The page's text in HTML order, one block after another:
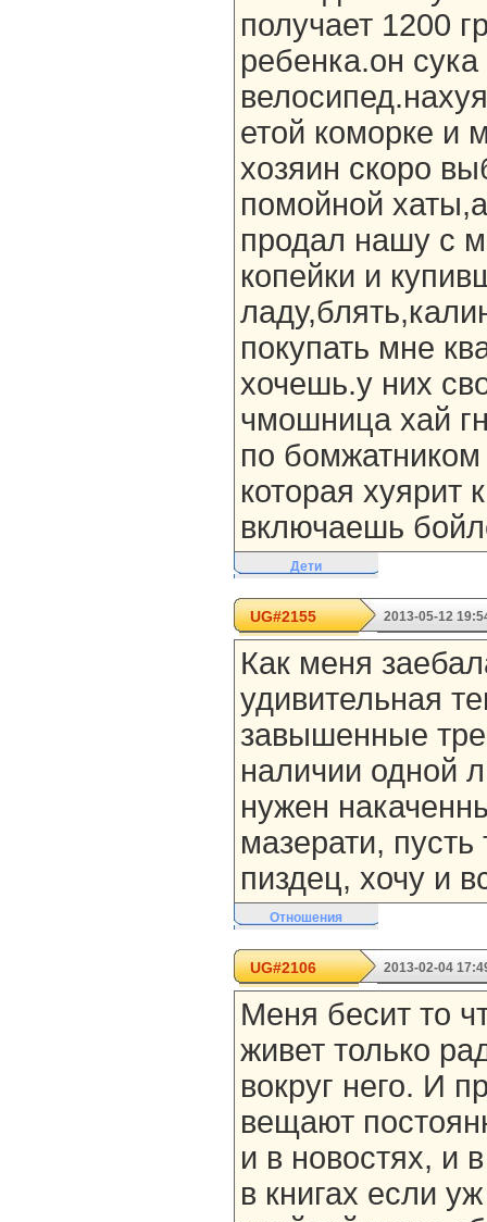
получает 1200
ребенка.он
етой коморке и
хозяин скоро
помойной
продал нашу с
копейки и
покупать мне
хочешь.у них
чмошница хай
по
которая хуярит
включаешь
Дети
UG#2155 2013-05-12
Как меня
удивительная
завышенные
наличии одной
нужен
мазерати,
пиздец, хочу и
Отношения
UG#2106 2013-02-04
Меня бесит то
живет только
вокруг него. И
вещают
и в новостях, и
в книгах если